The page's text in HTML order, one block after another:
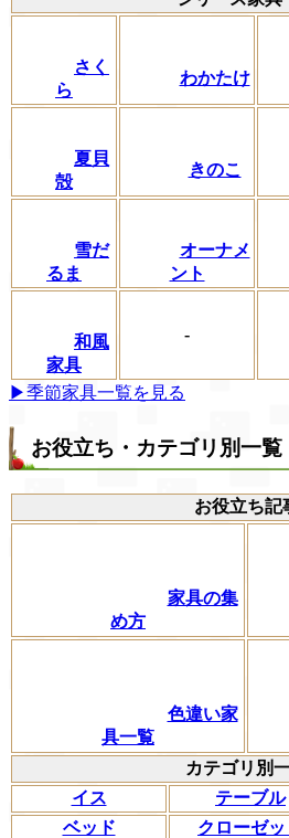
さく
ら
わかたけ
夏貝
殻
きのこ
雪だ
るま
オーナメ
ント
和風
家具
-
▶季節家具一覧を見る
お役立ち・カテゴリ別一覧
お役立ち記
家具の集
め方
色違い家
具一覧
カテゴリ別
イス
テーブル
ベッド
クローゼッ